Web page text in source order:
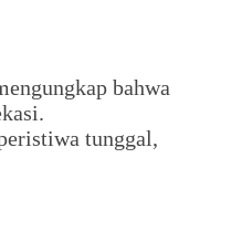
bahwa
tunggal,